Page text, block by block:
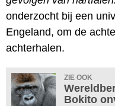
onderzocht bij een
Engeland, om de
achterhalen.
ZIE OOK
Bokito